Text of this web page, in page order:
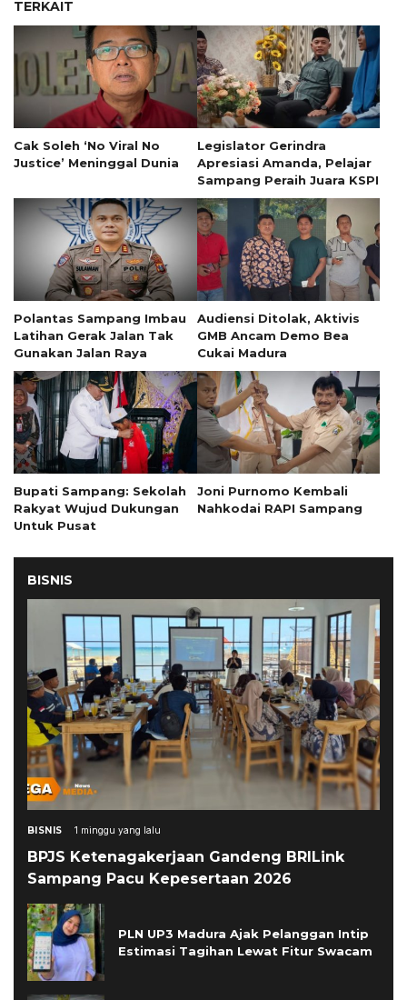
TERKAIT
Cak Soleh ‘No Viral No
Justice’ Meninggal Dunia
Legislator Gerindra
Apresiasi Amanda, Pelajar
Sampang Peraih Juara KSPI
Polantas Sampang Imbau
Latihan Gerak Jalan Tak
Gunakan Jalan Raya
Audiensi Ditolak, Aktivis
GMB Ancam Demo Bea
Cukai Madura
Bupati Sampang: Sekolah
Rakyat Wujud Dukungan
Untuk Pusat
Joni Purnomo Kembali
Nahkodai RAPI Sampang
BISNIS
BISNIS 1 minggu yang lalu
BPJS Ketenagakerjaan Gandeng BRILink
Sampang Pacu Kepesertaan 2026
PLN UP3 Madura Ajak Pelanggan Intip
Estimasi Tagihan Lewat Fitur Swacam